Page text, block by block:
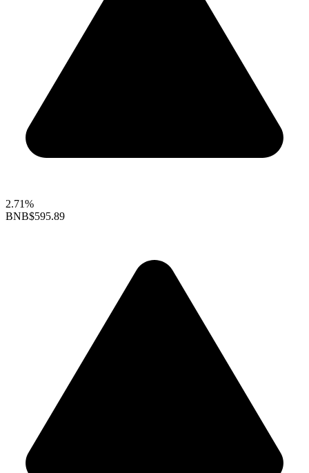
2.71%
BNB$595.89